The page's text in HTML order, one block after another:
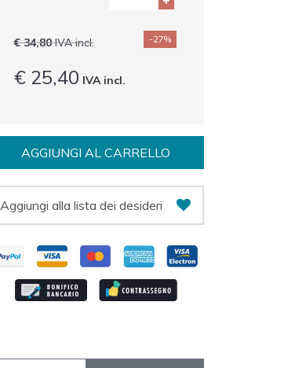
€ 34,80IVA incl. -27%
€ 25,40 IVA incl.
AGGIUNGI AL CARRELLO
Aggiungi alla lista dei desideri